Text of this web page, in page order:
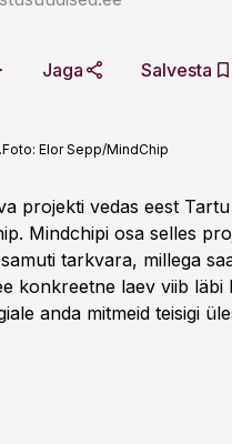
Jaga Salvesta
Foto: Elor Sepp/MindChip
projekti vedas eest
Mindchipi osa selles
tarkvara, millega
konkreetne laev viib
anda mitmeid teisigi